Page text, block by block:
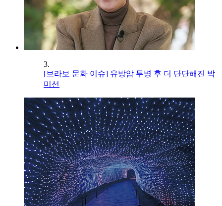
3.
[브라보 문화 이슈] 유방암 투병 후 더 단단해진 박
미선